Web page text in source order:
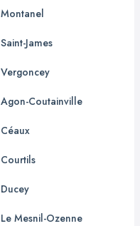
Montanel
Saint-James
Vergoncey
Agon-Coutainville
Céaux
Courtils
Ducey
Le Mesnil-Ozenne